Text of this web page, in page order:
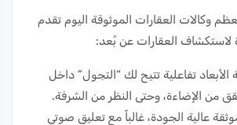
وكالات العقارات الموثوقة اليوم تقدم
لاستكشاف العقارات عن بُعد:
الأبعاد تفاعلية تتيح لك “التجول” داخل
من الإضاءة، وحتى النظر من الشرفة.
عالية الجودة، غالباً مع تعليق صوتي